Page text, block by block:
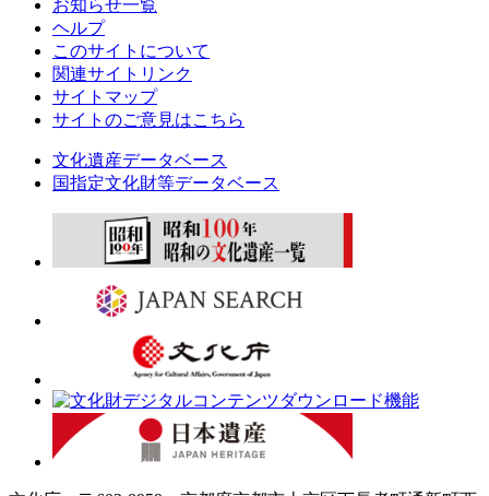
お知らせ一覧
ヘルプ
このサイトについて
関連サイトリンク
サイトマップ
サイトのご意見はこちら
文化遺産データベース
国指定文化財等データベース